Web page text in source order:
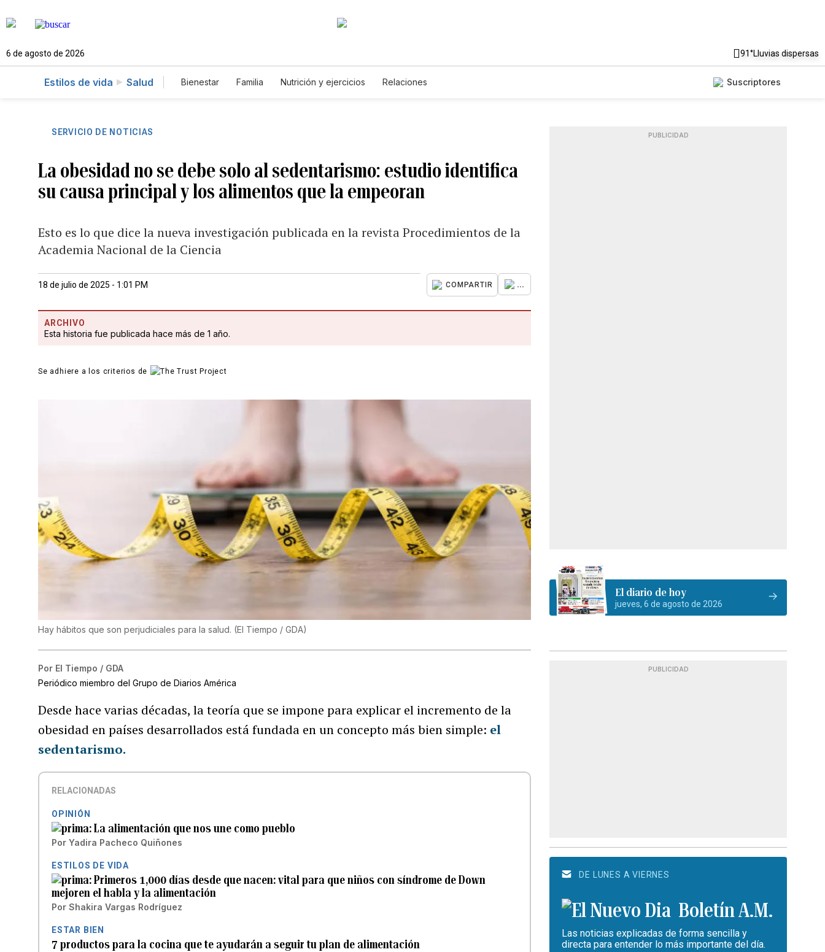
6 de agosto de 2026 91°Lluvias dispersas
Estilos de vida Salud Bienestar Familia Nutrición y ejercicios Relaciones Suscriptores
SERVICIO DE NOTICIAS
La obesidad no se debe solo al sedentarismo: estudio identifica
su causa principal y los alimentos que la empeoran
Esto es lo que dice la nueva investigación publicada en la revista Procedimientos de la
Academia Nacional de la Ciencia
18 de julio de 2025 - 1:01 PM COMPARTIR ...
ARCHIVO
Esta historia fue publicada hace más de 1 año.
Se adhiere a los criterios de
Hay hábitos que son perjudiciales para la salud. (El Tiempo / GDA)
Por El Tiempo / GDA
Periódico miembro del Grupo de Diarios América
Desde hace varias décadas, la teoría que se impone para explicar el incremento de la
obesidad en países desarrollados está fundada en un concepto más bien simple: el
sedentarismo.
RELACIONADAS
OPINIÓN
La alimentación que nos une como pueblo
Por Yadira Pacheco Quiñones
ESTILOS DE VIDA
Primeros 1,000 días desde que nacen: vital para que niños con síndrome de Down
mejoren el habla y la alimentación
Por Shakira Vargas Rodríguez
ESTAR BIEN
7 productos para la cocina que te ayudarán a seguir tu plan de alimentación
PUBLICIDAD
El diario de hoy
jueves, 6 de agosto de 2026
PUBLICIDAD
DE LUNES A VIERNES
Boletín A.M.
Las noticias explicadas de forma sencilla y
directa para entender lo más importante del día.